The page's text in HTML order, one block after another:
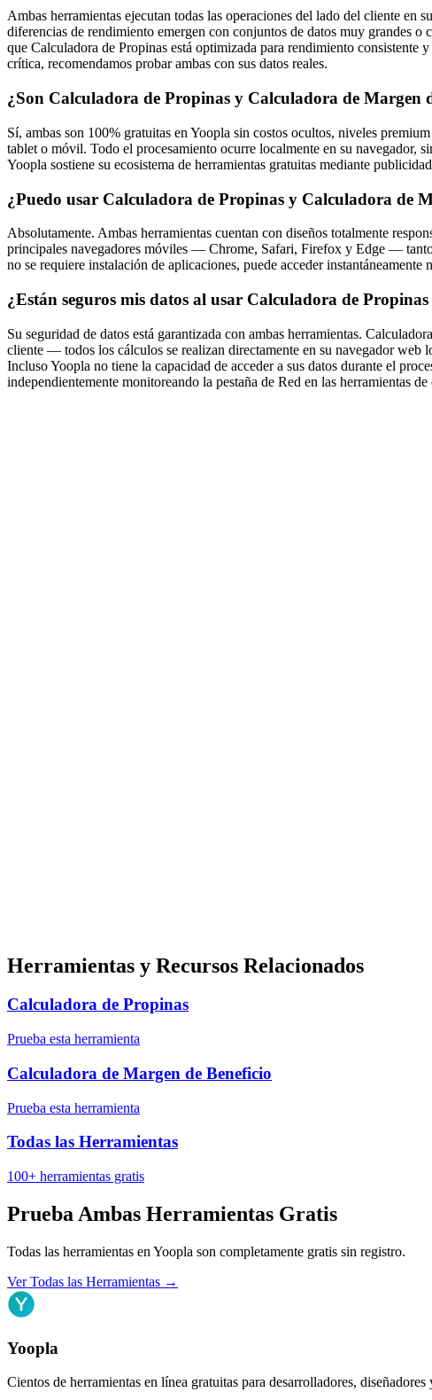
Ambas herramientas ejecutan todas las operaciones del lado del cliente en
diferencias de rendimiento emergen con conjuntos de datos muy grandes
que Calculadora de Propinas está optimizada para rendimiento
crítica, recomendamos probar ambas con sus datos reales.
¿Son Calculadora de Propinas y Calculadora de Margen
Sí, ambas son 100% gratuitas en Yoopla sin costos ocultos, niveles
tablet o móvil. Todo el procesamiento ocurre localmente en su navegador,
Yoopla sostiene su ecosistema de herramientas gratuitas mediante
¿Puedo usar Calculadora de Propinas y Calculadora de
Absolutamente. Ambas herramientas cuentan con diseños totalmente
principales navegadores móviles — Chrome, Safari, Firefox y Edge —
no se requiere instalación de aplicaciones, puede acceder
¿Están seguros mis datos al usar Calculadora de
Su seguridad de datos está garantizada con ambas herramientas.
cliente — todos los cálculos se realizan directamente en su navegador web
Incluso Yoopla no tiene la capacidad de acceder a sus datos durante el
independientemente monitoreando la pestaña de Red en las herramientas
Herramientas y Recursos Relacionados
Calculadora de Propinas
Prueba esta herramienta
Calculadora de Margen de Beneficio
Prueba esta herramienta
Todas las Herramientas
100+ herramientas gratis
Prueba Ambas Herramientas Gratis
Todas las herramientas en Yoopla son completamente gratis sin registro.
Ver Todas las Herramientas →
Yoopla
Cientos de herramientas en línea gratuitas para desarrolladores, diseñadores